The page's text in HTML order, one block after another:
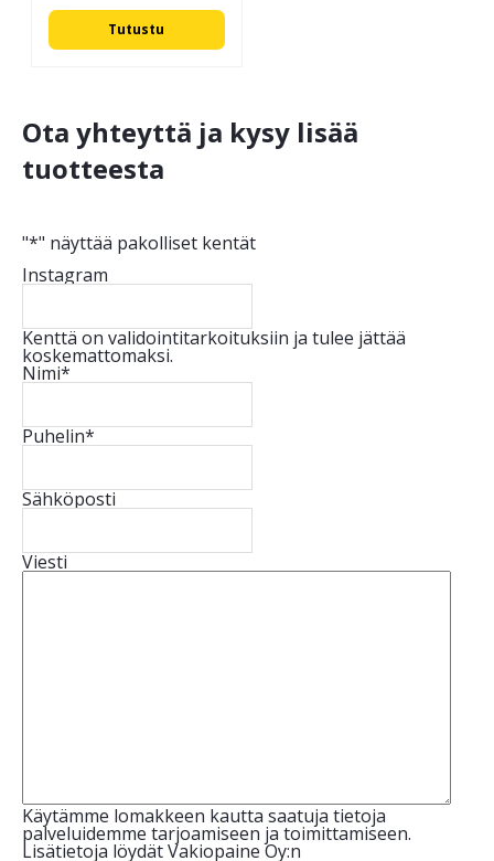
Tutustu
Ota yhteyttä ja kysy lisää
tuotteesta
"*" näyttää pakolliset kentät
Instagram
Kenttä on validointitarkoituksiin ja tulee jättää
koskemattomaksi.
Nimi*
Puhelin*
Sähköposti
Viesti
Käytämme lomakkeen kautta saatuja tietoja
palveluidemme tarjoamiseen ja toimittamiseen.
Lisätietoja löydät Vakiopaine Oy:n